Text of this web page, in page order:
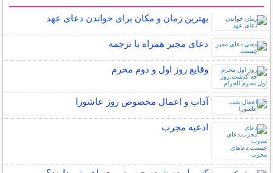
بهترین زمان و مکان برای خواندن دعای عهد
دعای مجیر همراه با ترجمه
وقایع روز اول و دوم محرم
آداب و اعمال مخصوص روز عاشورا
ادعیه مجرب